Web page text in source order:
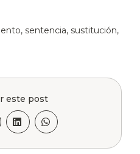
, sentencia, sustitución,
este post